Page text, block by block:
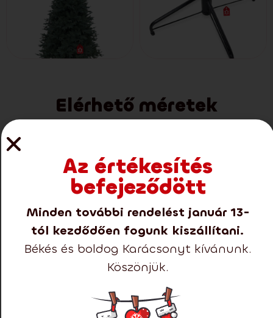
Elérhető méretek
Bemutatjuk a 2025-es
prémium fák új
kollekcióját!
Nem hibázhat egyik termékünkkel sem.
Az értékesítés
befejeződött
Minden további rendelést január 13-
tól kezdődően fogunk kiszállítani.
Békés és boldog Karácsonyt kívánunk.
Köszönjük.